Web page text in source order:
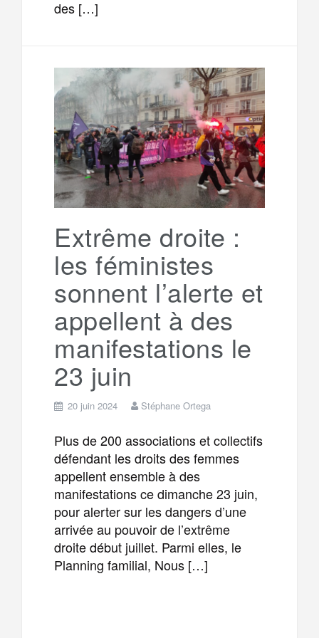
des […]
Extrême droite :
les féministes
sonnent l’alerte et
appellent à des
manifestations le
23 juin
20 juin 2024 Stéphane Ortega
Plus de 200 associations et collectifs
défendant les droits des femmes
appellent ensemble à des
manifestations ce dimanche 23 juin,
pour alerter sur les dangers d’une
arrivée au pouvoir de l’extrême
droite début juillet. Parmi elles, le
Planning familial, Nous […]